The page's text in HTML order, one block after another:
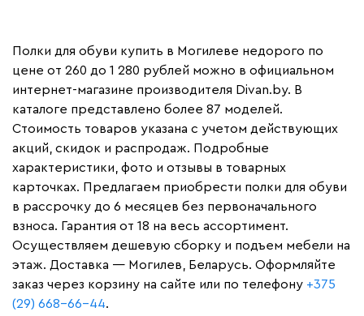
Полки для обуви купить в Могилеве недорого по
цене от 260 до 1 280 рублей можно в официальном
интернет-магазине производителя Divan.by. В
каталоге представлено более 87 моделей.
Стоимость товаров указана с учетом действующих
акций, скидок и распродаж. Подробные
характеристики, фото и отзывы в товарных
карточках. Предлагаем приобрести полки для обуви
в рассрочку до 6 месяцев без первоначального
взноса. Гарантия от 18 на весь ассортимент.
Осуществляем дешевую сборку и подъем мебели на
этаж. Доставка — Могилев, Беларусь. Оформляйте
заказ через корзину на сайте или по телефону +375
(29) 668-66-44.